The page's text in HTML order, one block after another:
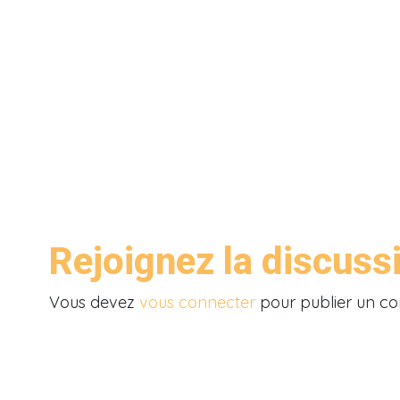
Rejoignez la
Vous devez vous connecter pour publier un